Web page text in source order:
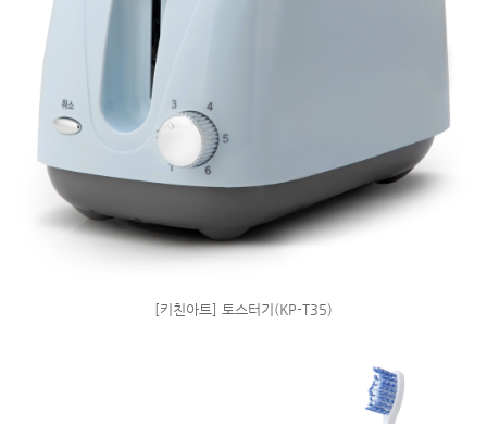
[키친아트] 토스터기(KP-T35)